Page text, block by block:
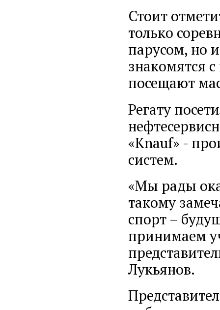
Стоит
только
парусом, но
знакомятся
посещают
Регату
«Knauf» -
систем.
«Мы рады
такому
спорт –
принимаем
Лукьянов.